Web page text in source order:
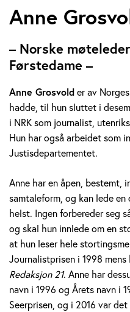
A
n
n
e
G
r
s
v
o
l
d
Anne
– Norske
Førstedame –
Anne Grosvold er av
hadde, til hun sluttet i
i NRK som journalist,
Hun har også arbeidet som
Justisdepartementet.
Anne har en åpen, bestemt,
samtaleform, og kan lede
helst. Ingen forbereder seg
og skal hun innlede om en
at hun leser hele
Journalistprisen i 1998
Redaksjon 21. Anne har
navn i 1996 og Årets navn i
Seerprisen, og i 2016 var